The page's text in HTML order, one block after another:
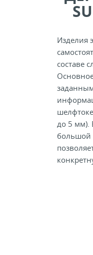
Изделия
составе
до 5 мм).
большой